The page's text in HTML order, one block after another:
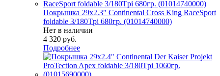
Покрышка 29x2.3" Continental Cross King RaceSport
foldable 3/180Tpi 680гр. (01014740000)
Нет в наличии
4 320 руб.
Подробнее